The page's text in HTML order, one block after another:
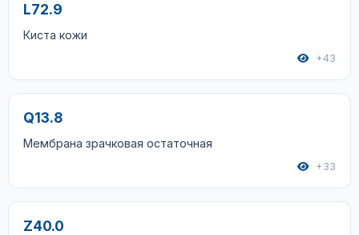
L72.9
Киста кожи
+43
Q13.8
Мембрана зрачковая остаточная
+33
Z40.0